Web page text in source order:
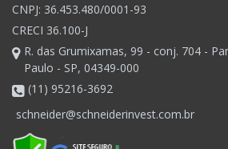
CNPJ: 36.453.480/0001-93
CRECI 36.100-J
R. das Grumixamas, 99 - conj. 704 -
Paulo - SP, 04349-000
(11) 95216-3692
schneider@schneiderinvest.com.br